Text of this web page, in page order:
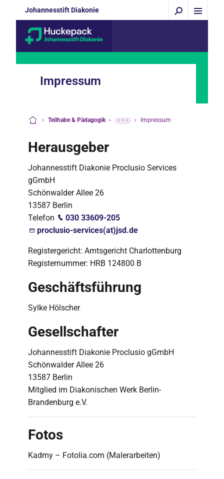
Johannesstift Diakonie
Impressum
› Teilhabe & Pädagogik › ··· › Impressum
Herausgeber
Johannesstift Diakonie Proclusio Services
gGmbH
Schönwalder Allee 26
13587 Berlin
Telefon
030 33609-205
proclusio-services(at)jsd.de
Registergericht: Amtsgericht Charlottenburg
Registernummer: HRB 124800 B
Geschäftsführung
Sylke Hölscher
Gesellschafter
Johannesstift Diakonie Proclusio gGmbH
Schönwalder Allee 26
13587 Berlin
Mitglied im Diakonischen Werk Berlin-
Brandenburg e.V.
Fotos
Kadmy – Fotolia.com (Malerarbeiten)